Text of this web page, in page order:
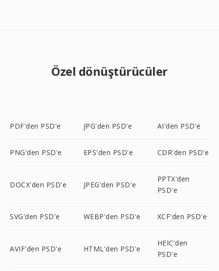
Özel dönüştürücüler
PDF'den PSD'e JPG'den PSD'e AI'den PSD'e
PNG'den PSD'e EPS'den PSD'e CDR'den PSD'e
DOCX'den PSD'e JPEG'den PSD'e
PPTX'den
PSD'e
SVG'den PSD'e WEBP'den PSD'e XCF'den PSD'e
AVIF'den PSD'e HTML'den PSD'e
HEIC'den
PSD'e